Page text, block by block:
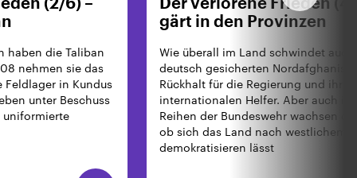
(2/6) –
haben die Taliban
nehmen sie das
Feldlager in Kundus
unter Beschuss
uniformierte
Der verlorene Frieden (4/
gärt in den Provinzen
Wie überall im Land schwindet
deutsch gesicherten
Rückhalt für die Regierung und ihre
internationalen Helfer. Aber auch in
Reihen der Bundeswehr wachsen
ob sich das Land nach westlichem
demokratisieren lässt